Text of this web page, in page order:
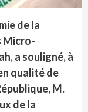
de la
Micro-
a souligné, à
qualité de
M.
de la